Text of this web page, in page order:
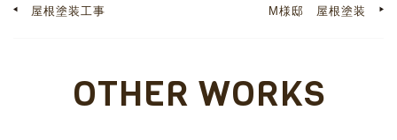
屋根塗装工事 M様邸 屋根塗装
OTHER WORKS